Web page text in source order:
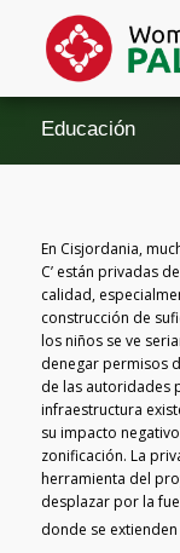
Educación
En Cisjordania,
C’ están privadas
calidad,
construcción de
los niños se ve
denegar permisos
de las autoridades
infraestructura
su impacto
zonificación. La
herramienta del
desplazar por la
donde se